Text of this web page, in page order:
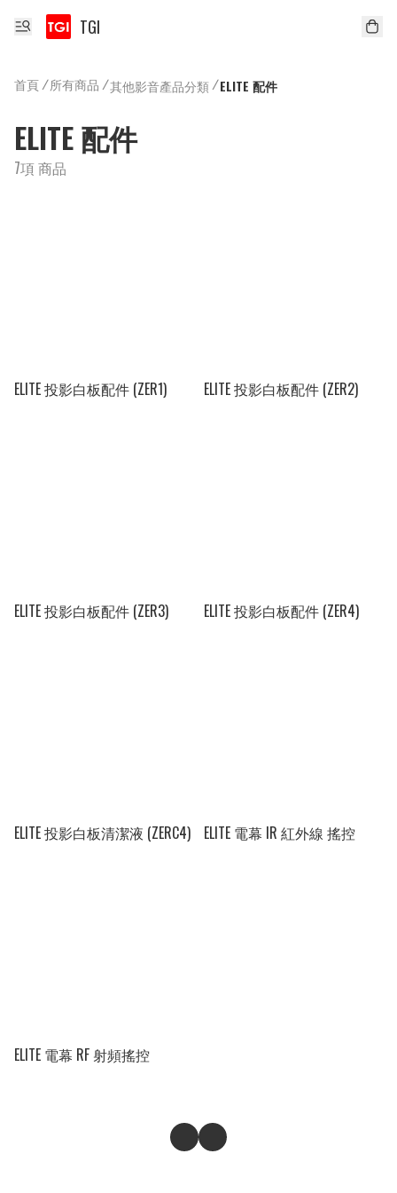
TGI
首頁/所有商品 /其他影音產品分類/ELITE 配件
ELITE 配件
7項 商品
ELITE 投影白板配件 (ZER1) ELITE 投影白板配件 (ZER2)
ELITE 投影白板配件 (ZER3) ELITE 投影白板配件 (ZER4)
ELITE 投影白板清潔液 (ZERC4) ELITE 電幕 IR 紅外線 搖控
ELITE 電幕 RF 射頻搖控